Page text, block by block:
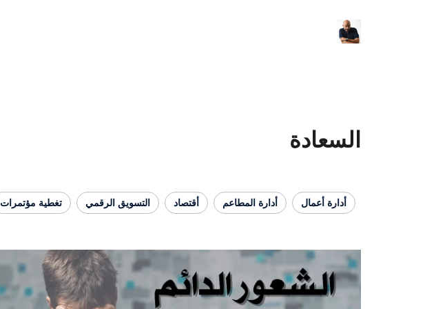
السعادة
أدارة أعمال أدارة المطاعم أقتصاد التسويق الرقمي تغطية مؤتمرات